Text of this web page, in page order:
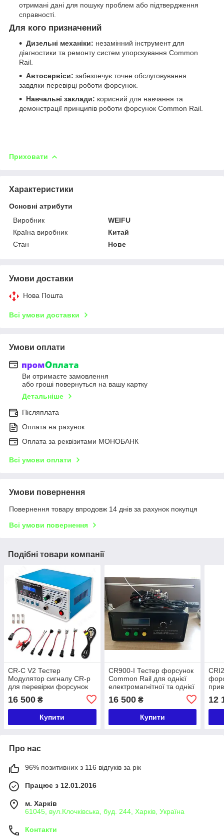
отримані дані для пошуку проблем або підтвердження
справності.
Для кого призначений
Дизельні механіки: незамінний інструмент для
діагностики та ремонту систем упорскування Common
Rail.
Автосервіси: забезпечує точне обслуговування
завдяки перевірці роботи форсунок.
Навчальні заклади: корисний для навчання та
демонстрації принципів роботи форсунок Common Rail.
Приховати
Характеристики
Основні атрибути
Виробник
WEIFU
Країна виробник
Китай
Стан
Нове
Умови доставки
Нова Пошта
Всі умови доставки
Умови оплати
Ви отримаєте замовлення
або гроші повернуться на вашу картку
Детальніше
Післяплата
Оплата на рахунок
Оплата за реквізитами МОНОБАНК
Всі умови оплати
Умови повернення
Повернення товару впродовж 14 днів за рахунок покупця
Всі умови повернення
Подібні товари компанії
CR-C V2 Тестер
Модулятор сигналу CR-p
для перевірки форсунок
16 500 ₴
Купити
CR900-I Тестер форсунок
Common Rail для однієї
електромагнітної та однієї
форсунки
16 500₴
Купити
12
Про нас
96% позитивних з 116 відгуків за рік
Працює з 12.01.2016
м. Харків
61045, вул.Клочківська, буд. 244, Харків, Україна
Контакти